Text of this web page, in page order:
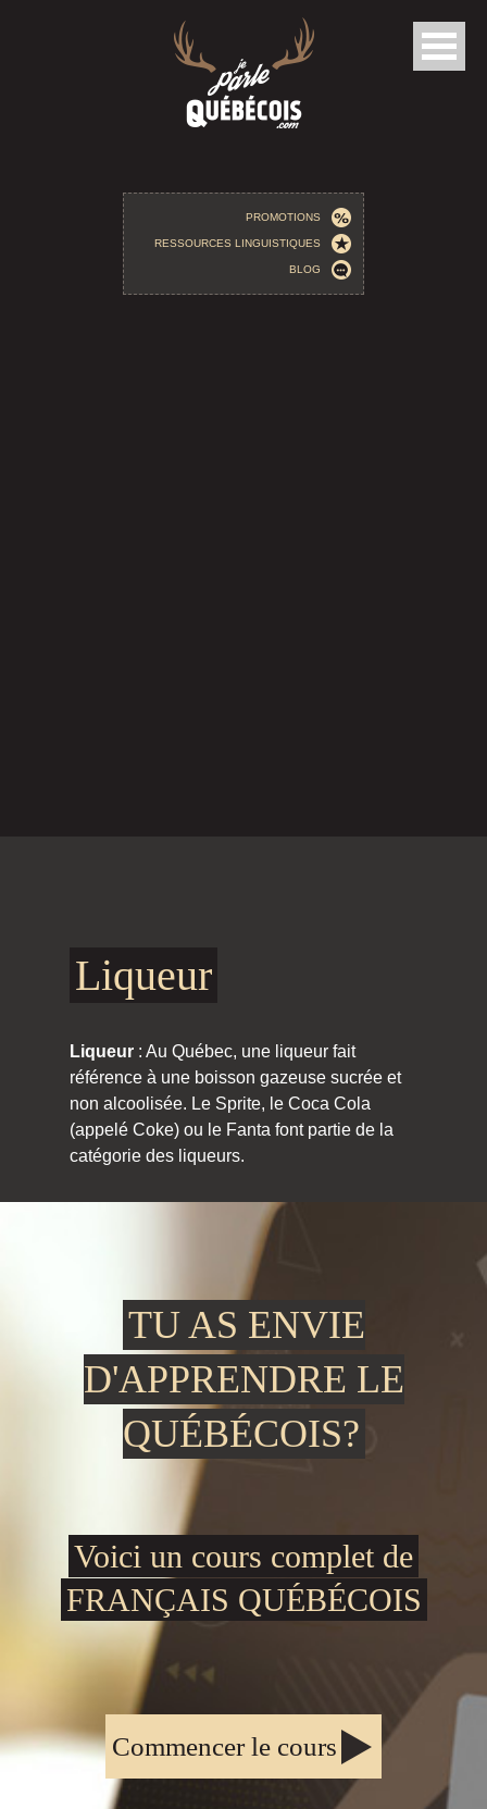
PROMOTIONS
RESSOURCES LINGUISTIQUES
BLOG
Liqueur
Liqueur : Au Québec, une liqueur fait
référence à une boisson gazeuse sucrée et
non alcoolisée. Le Sprite, le Coca Cola
(appelé Coke) ou le Fanta font partie de la
catégorie des liqueurs.
TU AS ENVIE
D'APPRENDRE LE
QUÉBÉCOIS?
Voici un cours complet de
FRANÇAIS QUÉBÉCOIS
Commencer le cours